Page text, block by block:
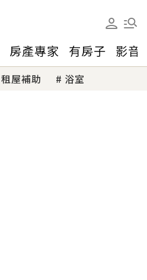
房產專家 有房子 影音
租屋補助 浴室